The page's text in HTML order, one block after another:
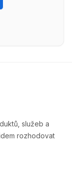
služeb a
rozhodovat